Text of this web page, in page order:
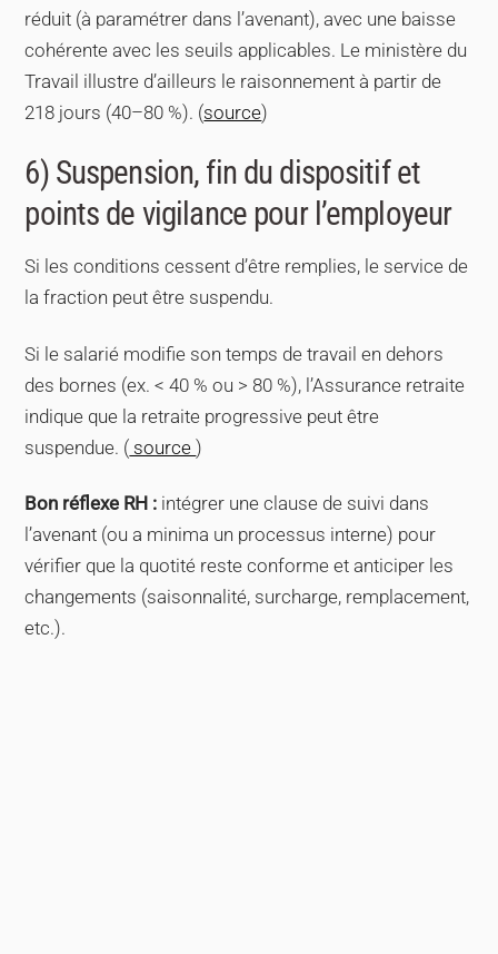
réduit (à paramétrer dans l’avenant), avec une baisse
cohérente avec les seuils applicables. Le ministère du
Travail illustre d’ailleurs le raisonnement à partir de
218 jours (40–80 %). (source)
6) Suspension, fin du dispositif et
points de vigilance pour l’employeur
Si les conditions cessent d’être remplies, le service de
la fraction peut être suspendu.
Si le salarié modifie son temps de travail en dehors
des bornes (ex. < 40 % ou > 80 %), l’Assurance retraite
indique que la retraite progressive peut être
suspendue. ( source)
Bon réflexe RH : intégrer une clause de suivi dans
l’avenant (ou a minima un processus interne) pour
vérifier que la quotité reste conforme et anticiper les
changements (saisonnalité, surcharge, remplacement,
etc.).